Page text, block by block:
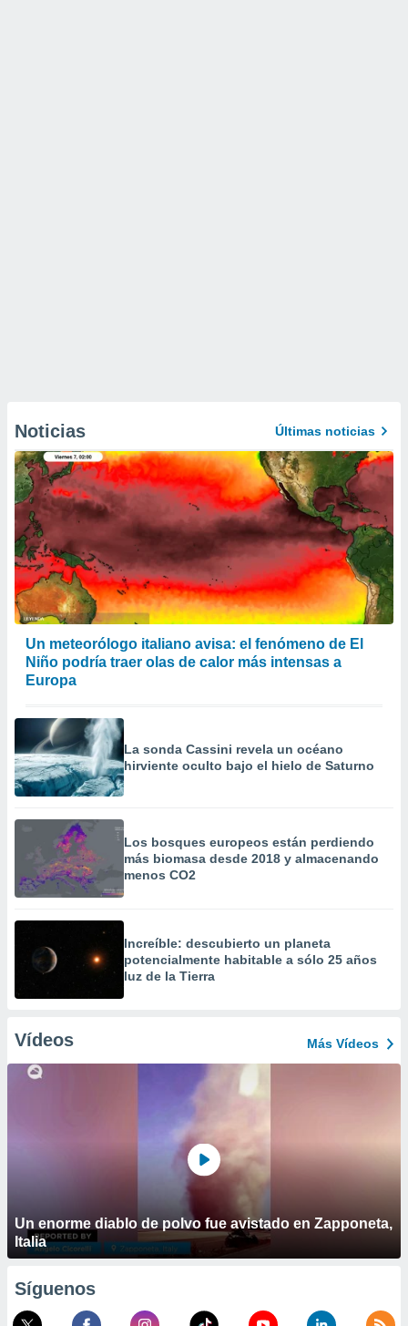
Noticias Últimas noticias
Un meteorólogo italiano avisa: el fenómeno de El
Niño podría traer olas de calor más intensas a
Europa
La sonda Cassini revela un océano
hirviente oculto bajo el hielo de Saturno
Los bosques europeos están perdiendo
más biomasa desde 2018 y almacenando
menos CO2
Increíble: descubierto un planeta
potencialmente habitable a sólo 25 años
luz de la Tierra
Vídeos Más Vídeos
Un enorme diablo de polvo fue avistado en Zapponeta,
Italia
Síguenos